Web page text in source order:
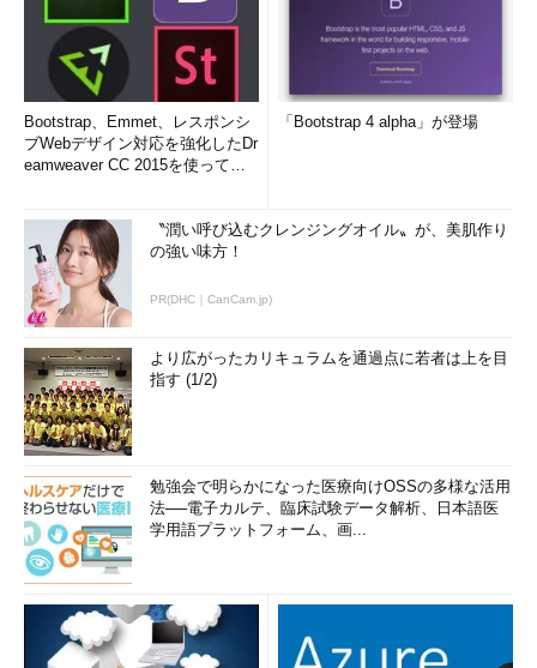
Bootstrap、Emmet、レスポンシ
ブWebデザイン対応を強化したDr
eamweaver CC 2015を使って
「Bootstrap 4 alpha」が登場
〝潤い呼び込むクレンジングオイル〟が、美肌作り
の強い味方！
PR(DHC｜CanCam.jp)
より広がったカリキュラムを通過点に若者は上を目
指す (1/2)
勉強会で明らかになった医療向けOSSの多様な活用
法──電子カルテ、臨床試験データ解析、日本語医
学用語プラットフォーム、画...